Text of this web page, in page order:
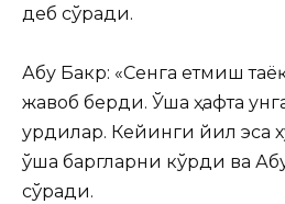
деб сўради.
Абу Бакр: «Сенга етмиш
жавоб берди. Ўша ҳафта
урдилар. Кейинги йил эса
ўша баргларни кўрди ва
сўради.